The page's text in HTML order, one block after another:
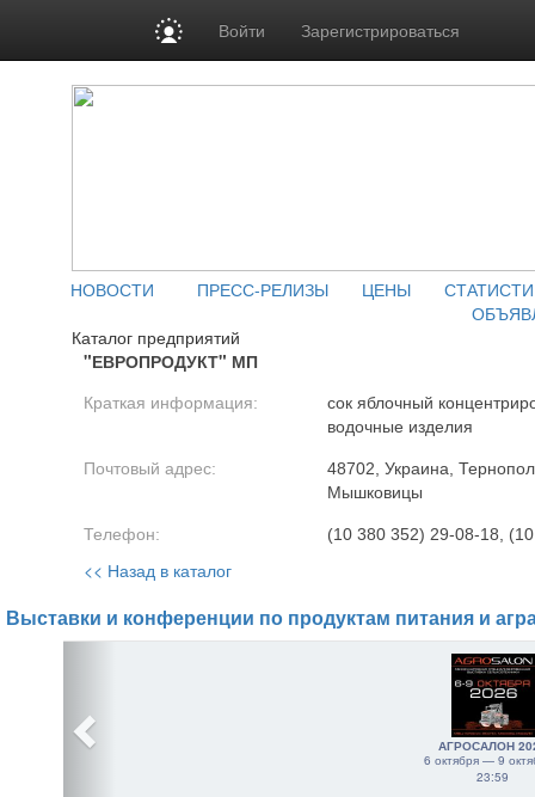
Войти Зарегистрироваться
НОВОСТИ ПРЕСС-РЕЛИЗЫ ЦЕНЫ
Каталог предприятий
"ЕВРОПРОДУКТ" МП
Краткая информация:
сок яблочный
водочные изделия
Почтовый адрес:
48702, Украина,
Мышковицы
Телефон: (10 380 352) 29-08-18,
<< Назад в каталог
Выставки и конференции по продуктам питания и
АГРОСАЛОН
6 октября — 9
23:59